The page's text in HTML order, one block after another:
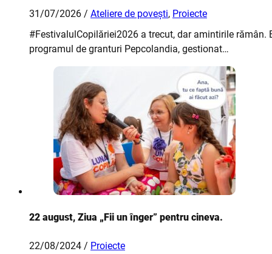
31/07/2026 / Ateliere de povești, Proiecte
#FestivalulCopilăriei2026 a trecut, dar amintirile
programul de granturi Pepcolandia, gestionat…
22 august, Ziua „Fii un înger” pentru cineva.
22/08/2024 / Proiecte